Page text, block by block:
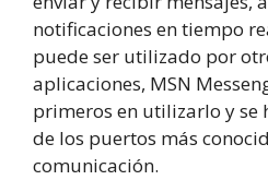
notificaciones en tiempo
puede ser utilizado por
aplicaciones, MSN
primeros en utilizarlo y se
de los puertos más
comunicación.